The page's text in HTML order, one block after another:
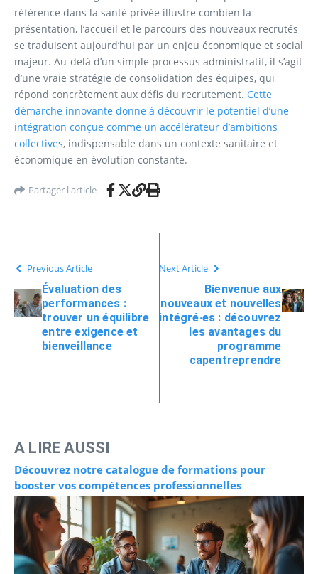
référence dans la santé privée illustre combien la
présentation, l’accueil et le parcours des nouveaux recrutés
se traduisent aujourd’hui par un enjeu économique et social
majeur. Au-delà d’un simple processus administratif, il s’agit
d’une vraie stratégie de consolidation des équipes, qui
répond concrètement aux défis du recrutement. Cette
démarche innovante donne à découvrir le potentiel d’une
intégration conçue comme un accélérateur d’ambitions
collectives, indispensable dans un contexte sanitaire et
économique en évolution constante.
Partager l'article
Previous Article
Évaluation des
performances :
trouver un équilibre
entre exigence et
bienveillance
Next Article
Bienvenue aux
nouveaux et nouvelles
intégré·es : découvrez
les avantages du
programme
capentreprendre
A LIRE AUSSI
Découvrez notre catalogue de formations pour
booster vos compétences professionnelles